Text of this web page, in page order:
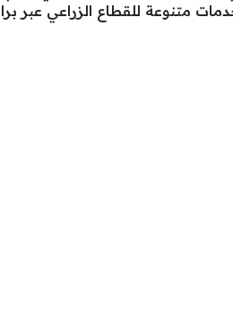
متنوعة للقطاع الزراعي عبر